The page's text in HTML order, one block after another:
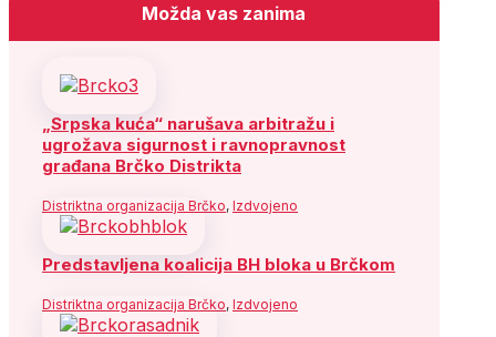
Možda vas zanima
„Srpska kuća“ narušava arbitražu i
ugrožava sigurnost i ravnopravnost
građana Brčko Distrikta
Distriktna organizacija Brčko, Izdvojeno
Predstavljena koalicija BH bloka u Brčkom
Distriktna organizacija Brčko, Izdvojeno